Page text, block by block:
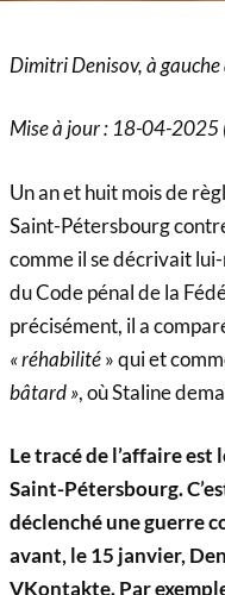
Dimitri Denisov, à gauche
Mise à jour : 18-04-2025
Un an et huit mois de
Saint-Pétersbourg
comme il se décrivait
du Code pénal de la
précisément, il a
« réhabilité» qui et
bâtard », où Staline
Le tracé de l’affaire
Saint-Pétersbourg.
déclenché une guerre
avant, le 15 janvier,
VKontakte. Par